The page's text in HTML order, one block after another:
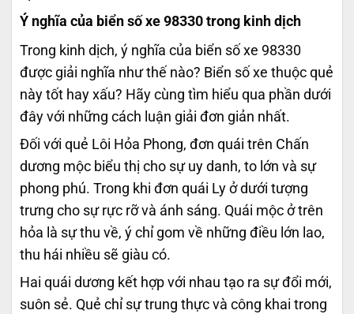
Ý nghĩa của biển số xe 98330 trong kinh dịch
Trong kinh dịch, ý nghĩa của biển số xe 98330
được giải nghĩa như thế nào? Biển số xe thuộc quẻ
này tốt hay xấu? Hãy cùng tìm hiểu qua phần dưới
đây với những cách luận giải đơn giản nhất.
Đối với quẻ Lôi Hỏa Phong, đơn quái trên Chấn
dương mộc biểu thị cho sự uy danh, to lớn và sự
phong phú. Trong khi đơn quái Ly ở dưới tượng
trưng cho sự rực rỡ và ánh sáng. Quái mộc ở trên
hỏa là sự thu về, ý chỉ gom về những điều lớn lao,
thu hái nhiều sẽ giàu có.
Hai quái dương kết hợp với nhau tạo ra sự đổi mới,
suôn sẻ. Quẻ chỉ sự trung thực và công khai trong